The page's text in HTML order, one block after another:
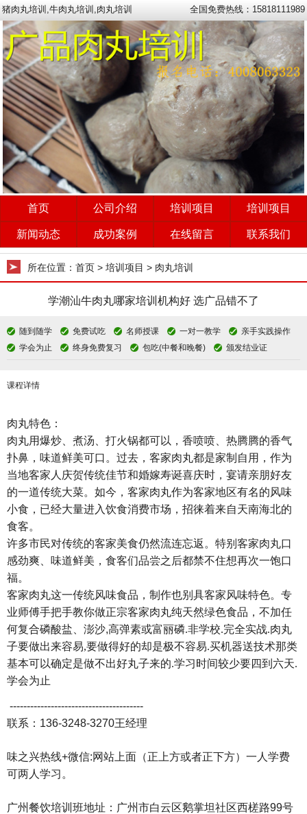
猪肉丸培训,牛肉丸培训,肉丸培训 全国免费热线：15818111989
首页 公司介绍 培训项目 培训项目
新闻动态 成功案例 在线留言 联系我们
所在位置： 首页 > 培训项目 > 肉丸培训
学潮汕牛肉丸哪家培训机构好 选广品错不了
随到随学 免费试吃 名师授课 一对一教学
亲手实践操作
学会为止
终身免费复习 包吃(中餐和晚餐) 颁发结业证
课程详情
肉丸特色：
肉丸用爆炒、煮汤、打火锅都可以，香喷喷、热腾腾的香气
扑鼻，味道鲜美可口。过去，客家肉丸都是家制自用，作为
当地客家人庆贺传统佳节和婚嫁寿诞喜庆时，宴请亲朋好友
的一道传统大菜。如今，客家肉丸作为客家地区有名的风味
小食，已经大量进入饮食消费市场，招徕着来自天南海北的
食客。
许多市民对传统的客家美食仍然流连忘返。特别客家肉丸口
感劲爽、味道鲜美，食客们品尝之后都禁不住想再次一饱口
福。
客家肉丸这一传统风味食品，制作也别具客家风味特色。专
业师傅手把手教你做正宗客家肉丸纯天然绿色食品，不加任
何复合磷酸盐、澎沙,高弹素或富丽磷.非学校.完全实战.肉丸
子要做出来容易,要做得好的却是极不容易.买机器送技术那类
基本可以确定是做不出好丸子来的.学习时间较少要四到六天.
学会为止
---------------------------------------
联系：136-3248-3270王经理
味之兴热线+微信:网站上面（正上方或者正下方）一人学费
可两人学习。
广州餐饮培训班地址：广州市白云区鹅掌坦社区西槎路99号